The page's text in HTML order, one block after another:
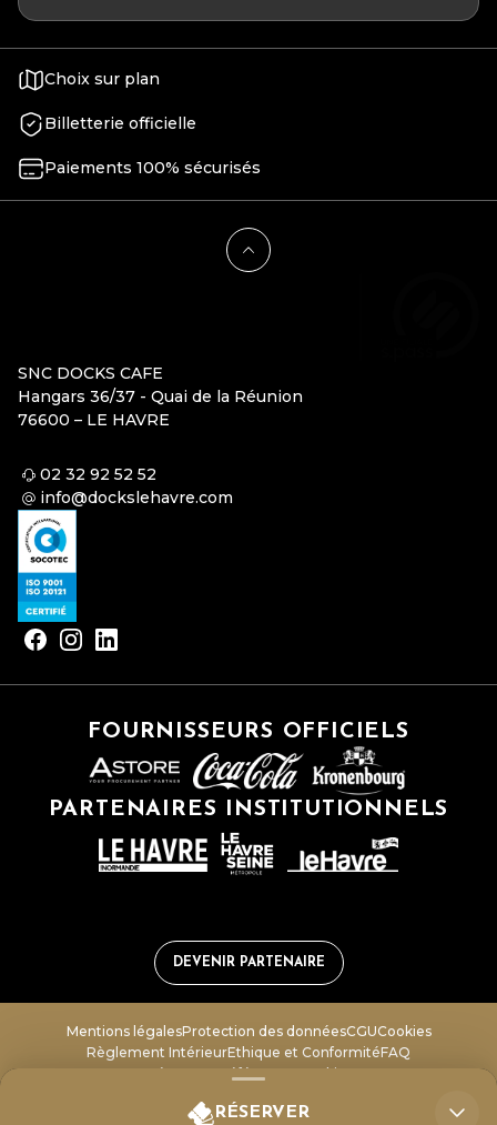
RÉSERVER
Choix sur plan
Billetterie officielle
Paiements 100% sécurisés
SNC DOCKS CAFE
Hangars 36/37 - Quai de la Réunion
76600 – LE HAVRE
02 32 92 52 52
info@dockslehavre.com
FOURNISSEURS OFFICIELS
PARTENAIRES INSTITUTIONNELS
DEVENIR PARTENAIRE
Mentions légalesProtection des donnéesCGUCookies
Règlement IntérieurEthique et ConformitéFAQ
Gérer vos préférences cookies
LICENCE 1 – PLATESV-D-2020-006260 • LICENCE 2 – PLATESV-D-2020-006275 •